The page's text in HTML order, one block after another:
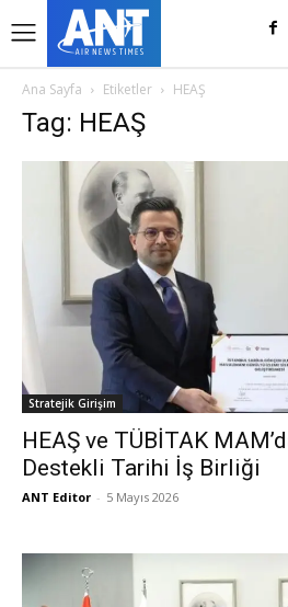
Ana Sayfa Etiketler HEAŞ
Tag: HEAŞ
Stratejik Girişim
HEAŞ ve TÜBİTAK
Destekli Tarihi İş Birliği
ANT Editor - 5 Mayıs 2026